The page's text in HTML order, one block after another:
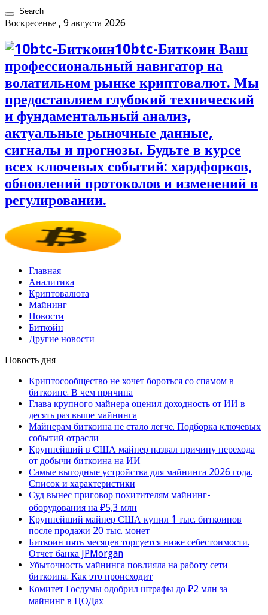
Воскресенье , 9 августа 2026
10btc-Биткоин Ваш
профессиональный навигатор на
волатильном рынке криптовалют. Мы
предоставляем глубокий технический
и фундаментальный анализ,
актуальные рыночные данные,
сигналы и прогнозы. Будьте в курсе
всех ключевых событий: хардфорков,
обновлений протоколов и изменений в
регулировании.
Главная
Аналитика
Криптовалюта
Майнинг
Новости
Биткойн
Другие новости
Новость дня
Криптосообщество не хочет бороться со спамом в
биткоине. В чем причина
Глава крупного майнера оценил доходность от ИИ в
десять раз выше майнинга
Майнерам биткоина не стало легче. Подборка ключевых
событий отрасли
Крупнейший в США майнер назвал причину перехода
от добычи биткоина на ИИ
Самые выгодные устройства для майнинга 2026 года.
Список и характеристики
Суд вынес приговор похитителям майнинг-
оборудования на ₽5,3 млн
Крупнейший майнер США купил 1 тыс. биткоинов
после продажи 20 тыс. монет
Биткоин пять месяцев торгуется ниже себестоимости.
Отчет банка JPMorgan
Убыточность майнинга повлияла на работу сети
биткоина. Как это происходит
Комитет Госдумы одобрил штрафы до ₽2 млн за
майнинг в ЦОДах